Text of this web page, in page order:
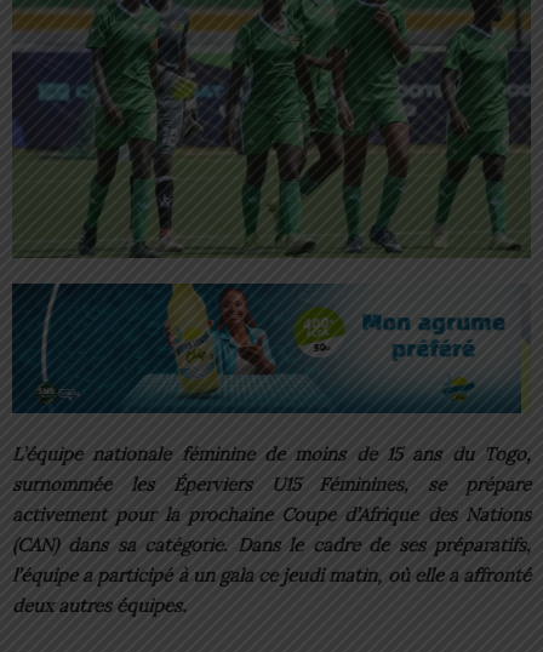
L’équipe nationale féminine de moins de 15 ans du Togo,
surnommée les Éperviers U15 Féminines, se prépare
activement pour la prochaine Coupe d’Afrique des Nations
(CAN) dans sa catégorie. Dans le cadre de ses préparatifs,
l’équipe a participé à un gala ce jeudi matin, où elle a affronté
deux autres équipes.